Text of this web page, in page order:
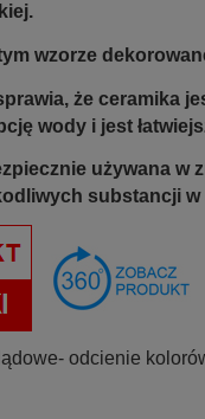
wzorze
że ceramika
wody i jest
używana w
substancji w
odcienie